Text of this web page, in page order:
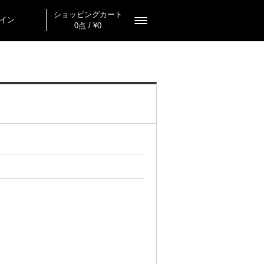
ン
ショッピングカート
0点 / ¥0